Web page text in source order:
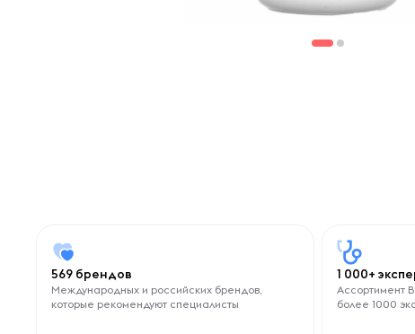
569 брендов
Международных и российских брендов,
которые рекомендуют специалисты
1 000+
Ассортимент
более 1000